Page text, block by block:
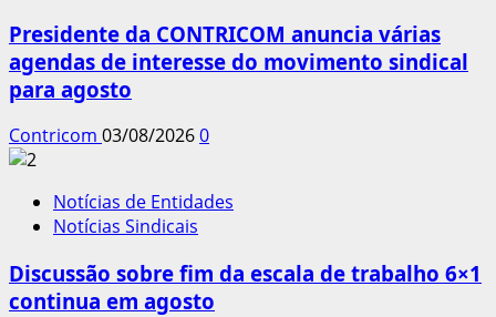
Presidente da CONTRICOM anuncia várias
agendas de interesse do movimento sindical
para agosto
Contricom 03/08/20260
Notícias de Entidades
Notícias Sindicais
Discussão sobre fim da escala de trabalho 6×1
continua em agosto